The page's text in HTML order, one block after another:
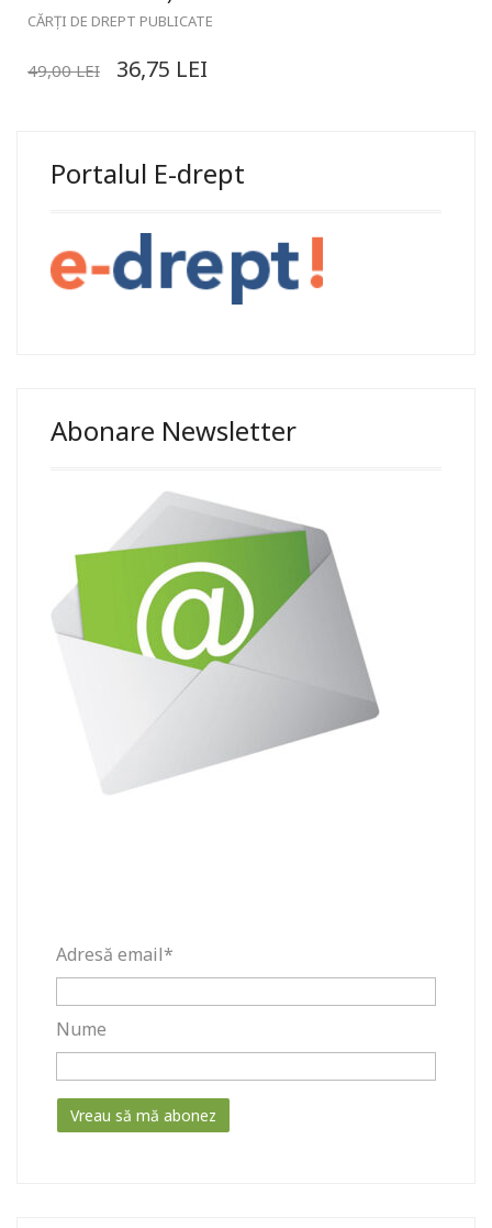
CĂRȚI DE DREPT PUBLICATE
49,00LEI 36,75 LEI
Portalul E-drept
Abonare Newsletter
Adresă email*
Nume